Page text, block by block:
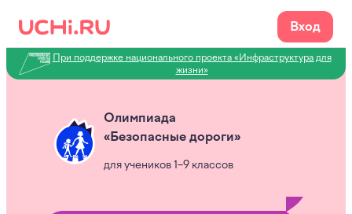
Вход
При поддержке национального проекта «Инфраструктура для
жизни»
Олимпиада
«Безопасные дороги»
для учеников 1–9 классов